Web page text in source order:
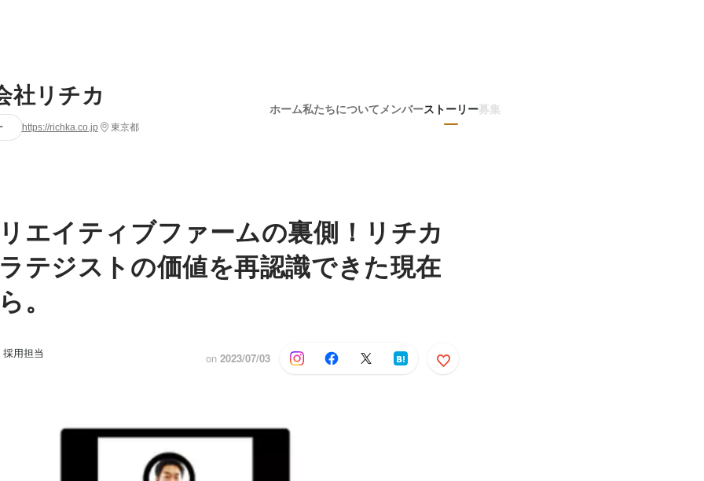
社リチカ
https://richka.co.jp 東京都
ホーム私たちについて メンバーストーリー募集
エイティブファームの裏側！リチカ
テジストの価値を再認識できた現在
。
用担当 on 2023/07/03